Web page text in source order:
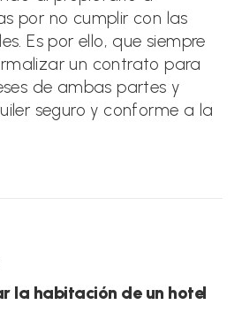
por no cumplir con las
Es por ello, que siempre
un contrato para
de ambas partes y
seguro y conforme a la
la habitación de un hotel